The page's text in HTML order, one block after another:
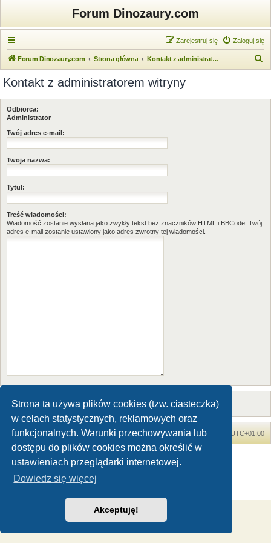
Strona ta używa plików cookies (tzw. ciasteczka)
w celach statystycznych, reklamowych oraz
funkcjonalnych. Warunki przechowywania lub
dostępu do plików cookies można określić w
ustawieniach przeglądarki internetowej.
Dowiedz się więcej
Akceptuję!
Forum Dinozaury.com
Zaloguj się
Zarejestruj się
Forum Dinozaury.com Strona główna Kontakt z administratorem witryny
k
Kontakt z administratorem witryny
Odbiorca:
Administrator
Twój adres e-mail:
Twoja nazwa:
Tytuł:
Treść wiadomości:
Wiadomość zostanie wysłana jako zwykły tekst bez znaczników HTML i BBCode. Twój
adres e-mail zostanie ustawiony jako adres zwrotny tej wiadomości.
Forum Dinozaury.com Strona główna Strefa czasowa UTC+01:00
Technologię dostarczaphpBB® Forum Software © phpBB Limited
Polski pakiet językowy dostarcza